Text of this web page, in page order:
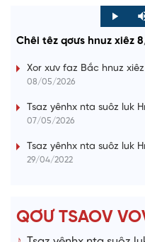
P
l
y
Chêi têz qơưs hnuz xiêz
Xor xưv faz Bắc hnuz
08/05/2026
Tsaz yênhx nta suôz luk
07/05/2026
Tsaz yênhx nta suôz luk
29/04/2022
QƠƯ TSAOV